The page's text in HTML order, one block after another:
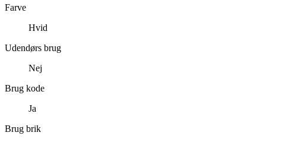
Farve
Hvid
Udendørs brug
Nej
Brug kode
Ja
Brug brik